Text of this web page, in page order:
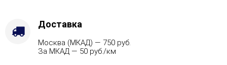
Защ.
Доставка
Москва (МКАД) — 750 руб.
За МКАД — 50 руб./км